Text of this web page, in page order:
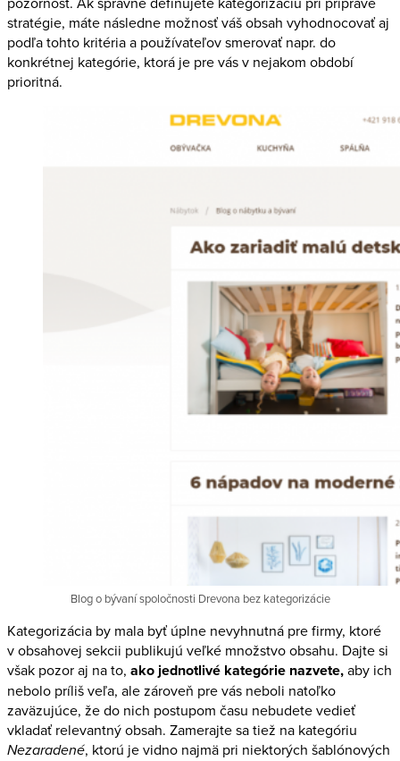
stratégie, máte následne možnosť váš obsah vyhodnocovať aj
podľa tohto kritéria a používateľov smerovať napr. do
konkrétnej kategórie, ktorá je pre vás v nejakom období
prioritná.
Blog o bývaní spoločnosti Drevona bez kategorizácie
Kategorizácia by mala byť úplne nevyhnutná pre firmy, ktoré
v obsahovej sekcii publikujú veľké množstvo obsahu. Dajte si
však pozor aj na to, ako jednotlivé kategórie nazvete,aby ich
nebolo príliš veľa, ale zároveň pre vás neboli natoľko
zaväzujúce, že do nich postupom času nebudete vedieť
vkladať relevantný obsah. Zamerajte sa tiež na kategóriu
Nezaradené, ktorú je vidno najmä pri niektorých šablónových